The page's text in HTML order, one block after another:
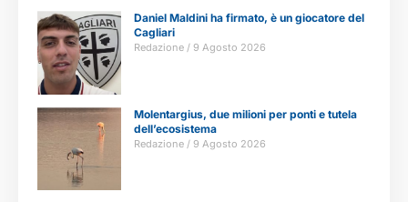
Daniel Maldini ha firmato, è un giocatore del
Cagliari
Redazione 9 Agosto 2026
Molentargius, due milioni per ponti e tutela
dell’ecosistema
Redazione 9 Agosto 2026